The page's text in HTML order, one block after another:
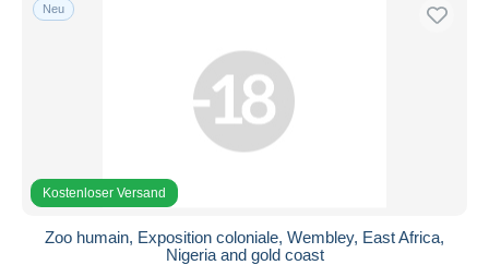
Neu
Kostenloser Versand
Zoo humain, Exposition coloniale, Wembley, East Africa,
Nigeria and gold coast